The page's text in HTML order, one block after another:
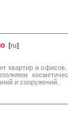
[ru]
квартир и
и сооружений.